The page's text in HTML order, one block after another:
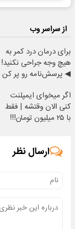
از سراسر وب
برای درمان درد کمر به
هیچ وجه جراحی نکنید!
◀ پرسش‌نامه رو پر کن
اگر میخوای ایمپلنت
کنی الان وقتشه | فقط
با ۲۵ میلیون تومان!!!
ارسال نظر